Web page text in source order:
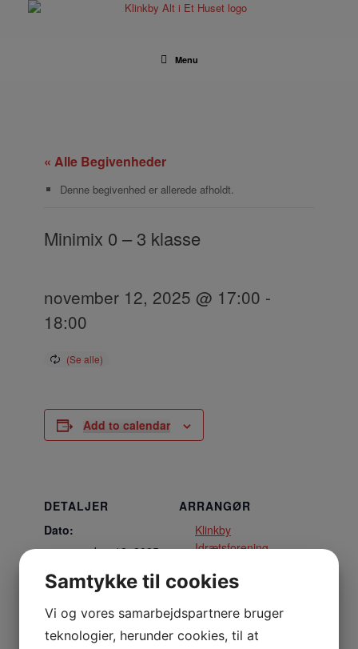
Menu
« Alle Begivenheder
Denne begivenhed er allerede afholdt.
Minimix 0 – 3 klasse
november 12, 2025 @ 17:00 -
18:00
Add to calendar
DETALJER
Dato:
november 12, 2025
Tidspunkt:
STED
ARRANGØR
Klinkby
Idrætsforening
Samtykke til cookies
Vi og vores samarbejdspartnere bruger
teknologier, herunder cookies, til at